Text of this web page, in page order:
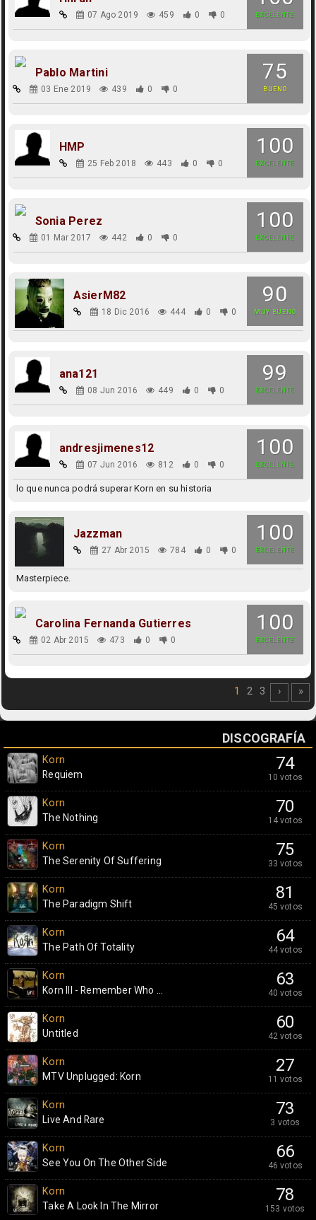
EXCELENTE
07 Ago 2019 459 0 0
75
BUENO
Pablo Martini
03 Ene 2019 439 0 0
100
EXCELENTE
HMP
25 Feb 2018 443 0 0
100
EXCELENTE
Sonia Perez
01 Mar 2017 442 0 0
90
MUY BUENO
AsierM82
18 Dic 2016 444 0 0
99
EXCELENTE
ana121
08 Jun 2016 449 0 0
100
EXCELENTE
andresjimenes12
07 Jun 2016 812 0 0
lo que nunca podrá superar Korn en su historia
100
EXCELENTE
Jazzman
27 Abr 2015 784 0 0
Masterpiece.
100
EXCELENTE
Carolina Fernanda Gutierres
02 Abr 2015 473 0 0
1 2 3 › »
DISCOGRAFÍA
74
10 votos
Korn
Requiem
70
14 votos
Korn
The Nothing
75
33 votos
Korn
The Serenity Of Suffering
81
45 votos
Korn
The Paradigm Shift
64
44 votos
Korn
The Path Of Totality
63
40 votos
Korn
Korn III - Remember Who ...
60
42 votos
Korn
Untitled
27
11 votos
Korn
MTV Unplugged: Korn
73
3 votos
Korn
Live And Rare
66
46 votos
Korn
See You On The Other Side
78
153 votos
Korn
Take A Look In The Mirror